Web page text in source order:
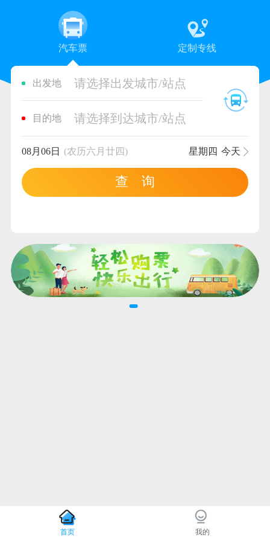
汽车票 定制专线
出发地 请选择出发城市/站点
目的地 请选择到达城市/站点
08月06日 (农历六月廿四) 星期四 今天
查 询
首页 我的